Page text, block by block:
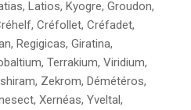
Latios, Kyogre, Groudon,
Créfollet, Créfadet,
Regigicas, Giratina,
Terrakium, Viridium,
Zekrom, Démétéros,
Xernéas, Yveltal,